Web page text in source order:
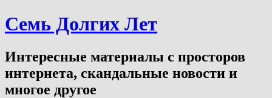
Семь Долгих Лет
Интересные материалы с просторов
интернета, скандальные новости и
многое другое